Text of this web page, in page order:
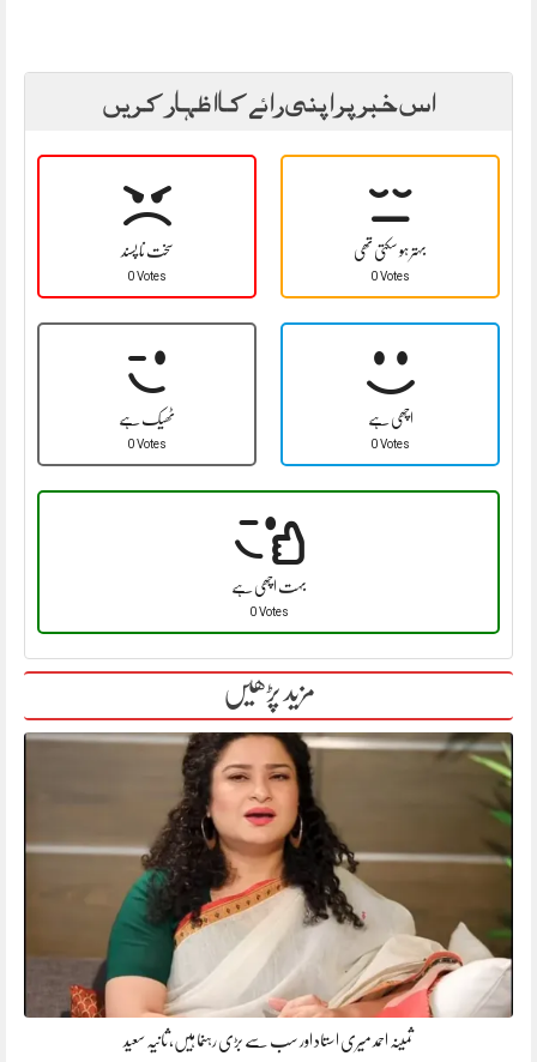
اس خبر پر اپنی رائے کا اظہار کریں
سخت نا پسند
0 Votes
بہتر ہو سکتی تھی
0 Votes
ٹھیک ہے
0 Votes
اچھی ہے
0 Votes
بہت اچھی ہے
0 Votes
مزید پڑھیں
ثمینہ احمد میری استاد اور سب سے بڑی رہنما ہیں، ثانیہ سعید